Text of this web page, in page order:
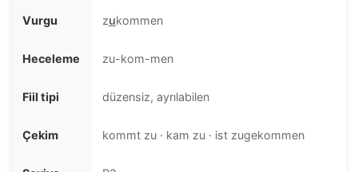
Vurgu zukommen
Heceleme zu-kom-men
Fiil tipi düzensiz, ayrılabilen
Çekim kommt zu · kam zu · ist zugekommen